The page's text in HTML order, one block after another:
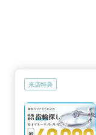
来店特典